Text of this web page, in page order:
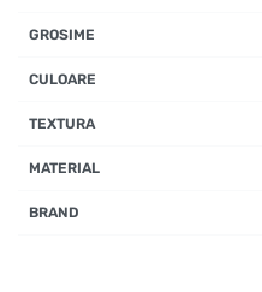
GROSIME
CULOARE
TEXTURA
MATERIAL
BRAND